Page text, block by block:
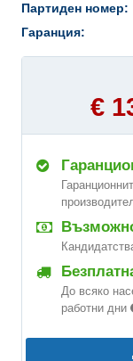
Партиден номер:
Гаранция:
€
До всяко
работни дни